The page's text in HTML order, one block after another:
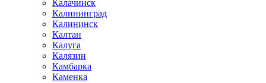
Калачинск
Калининград
Калининск
Калтан
Калуга
Калязин
Камбарка
Каменка